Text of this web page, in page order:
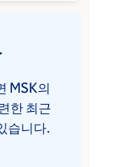
MSK의
한 최근
습니다.